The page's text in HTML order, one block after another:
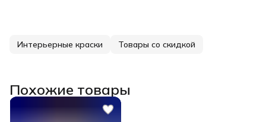
Интерьерные краски Товары со скидкой
Похожие товары